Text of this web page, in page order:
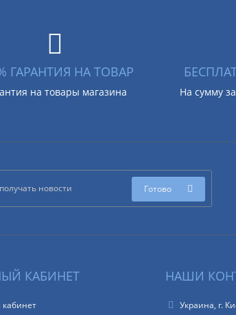
ГАРАНТИЯ НА ТОВАР
на товары магазина На сумму
Готово
КАБИНЕТ НАШИ
Украина, г.